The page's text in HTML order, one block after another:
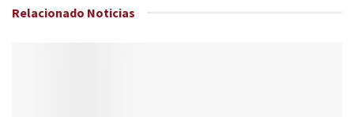
Relacionado Noticias